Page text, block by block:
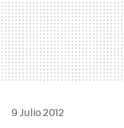
9 Julio 2012